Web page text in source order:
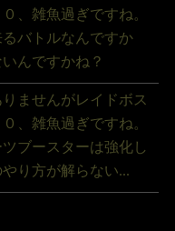
、雑魚過ぎですね。
バトルなんですか
んですかね？
ませんがレイドボス
、雑魚過ぎですね。
ブースターは強化し
り方が解らない...